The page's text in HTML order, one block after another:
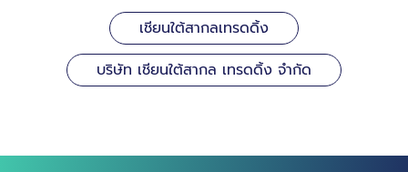
เชียนใต้สากลเทรดดิ้ง
บริษัท เชียนใต้สากล เทรดดิ้ง จำกัด